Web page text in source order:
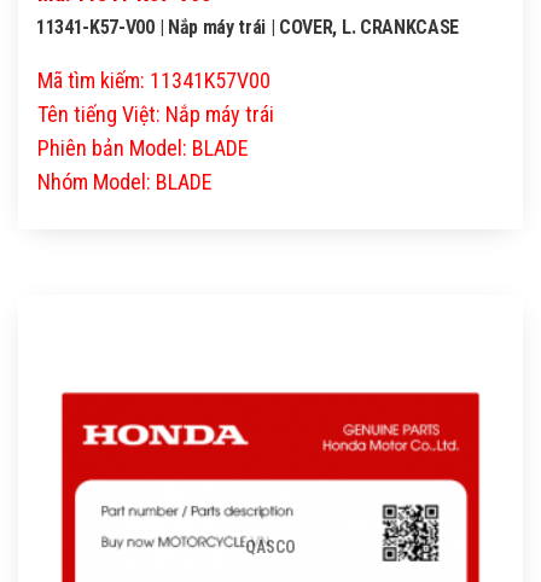
11341-K57-V00 | Nắp máy trái | COVER, L. CRANKCASE
Mã tìm kiếm: 11341K57V00
Tên tiếng Việt: Nắp máy trái
Phiên bản Model: BLADE
Nhóm Model: BLADE
QASCO